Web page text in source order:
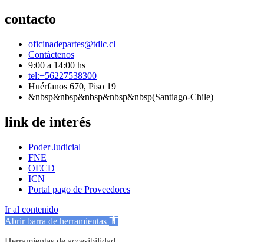
contacto
oficinadepartes@tdlc.cl
Contáctenos
9:00 a 14:00 hs
tel:+56227538300
Huérfanos 670, Piso 19
&nbsp&nbsp&nbsp&nbsp&nbsp(Santiago-Chile)
link de interés
Poder Judicial
FNE
OECD
ICN
Portal pago de Proveedores
Ir al contenido
Abrir barra de herramientas